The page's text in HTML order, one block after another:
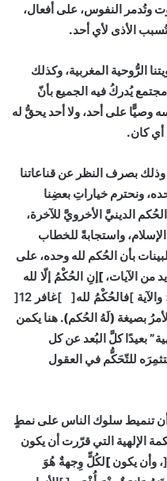
وتُدمر النفوس، على أفعال،
تُسبب الأذى لأي أحد.
الرُّوحية المغربية، وكذلك
يُدركُ فيه الجميع بأنّ
وصيًّا على أحد، ولا أحد يحقُّ له
كان.
بصرف النظر عن قناعاتنا
ونحترم خياراتِ بعضِنا
الدينيَّ الأخرويَّ للآخرة،
الإسلام، واستجابةً للخطاب
بأن الحُكم لله وحده، على
من الآيات، ]إنِ الحُكْمُ إلّا لله
والآية ]فالحُكْمُ لله[
]غافر 12
[
بصيغة (لَهُ الحُكم). هنا يكمن
بعيدًا كلَّ البُعد عن كل
للتّحَكُّم في العقول
تنميط سلوك الناس على نمطٍ
الإلهية التي قرّرت أن يكون
[، وأن يكون ]لكُلٍّ وِجهةٌ هُوَ